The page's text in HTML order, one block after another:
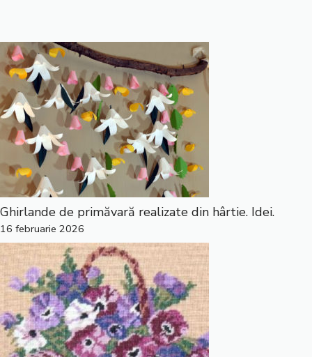
Ghirlande de primăvară realizate din hârtie. Idei.
16 februarie 2026